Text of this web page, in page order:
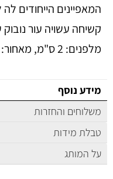
המאפיינים הייחודים
קשיחה עשויה עור
מלפנים: 2 ס"מ, מאחור: 4 ס"מ
מידע נוסף
משלוחים והחזרות
טבלת מידות
על המותג